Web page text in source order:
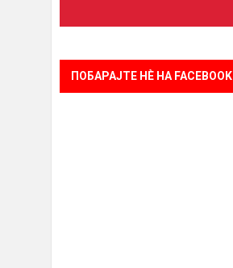
ПОБАРАЈТЕ НÈ НА FACEBOOK